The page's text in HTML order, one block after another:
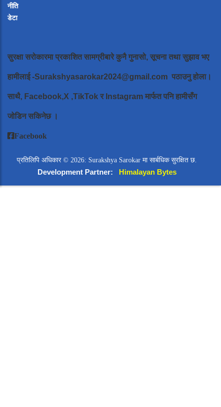
नीति
डेटा
सुरक्षा सरोकारमा प्रकाशित सामग्रीबारे कुनै गुनासो, सूचना तथा सुझाव भए
हामीलाई-Surakshyasarokar2024@gmail.com पठाउनु होला।
साथै, Facebook,X ,TikTok र Instagram मार्फत पनि हामीसँग
जोडिन सकिनेछ ।
Facebook
प्रतिलिपि अधिकार © 2026: Surakshya Sarokar मा सार्बधिक सुरक्षित छ.
Development Partner: Himalayan Bytes